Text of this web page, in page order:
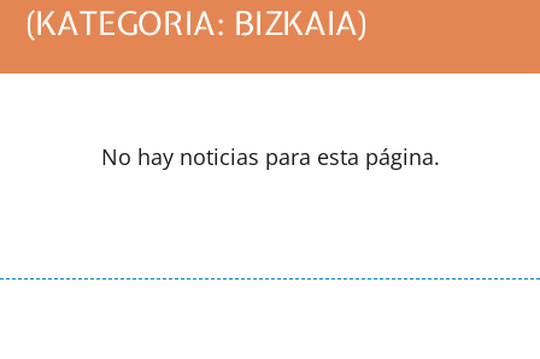
(KATEGORIA: BIZKAIA)
No hay noticias para esta página.